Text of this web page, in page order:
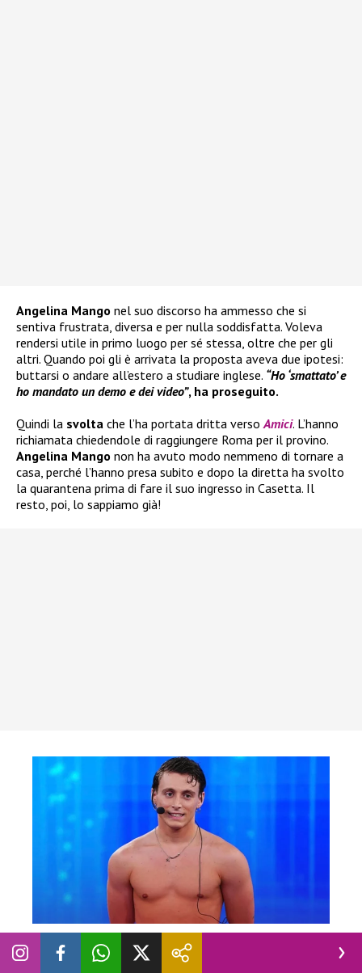
Angelina Mango nel suo discorso ha ammesso che si
sentiva frustrata, diversa e per nulla soddisfatta. Voleva
rendersi utile in primo luogo per sé stessa, oltre che per gli
altri. Quando poi gli è arrivata la proposta aveva due ipotesi:
buttarsi o andare all’estero a studiare inglese. “Ho ‘smattato’ e
ho mandato un demo e dei video”, ha proseguito.
Quindi la svolta che l’ha portata dritta verso Amici. L’hanno
richiamata chiedendole di raggiungere Roma per il provino.
Angelina Mango non ha avuto modo nemmeno di tornare a
casa, perché l’hanno presa subito e dopo la diretta ha svolto
la quarantena prima di fare il suo ingresso in Casetta. Il
resto, poi, lo sappiamo già!
NEWS